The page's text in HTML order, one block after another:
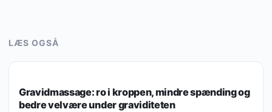
LÆS OGSÅ
Gravidmassage: ro i kroppen, mindre spænding og
bedre velvære under graviditeten